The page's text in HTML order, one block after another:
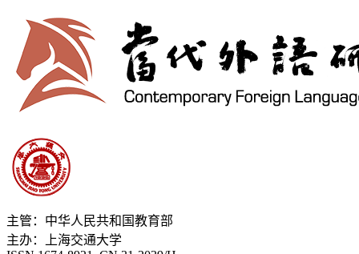
主管：中华人民共和国教育部
主办：上海交通大学